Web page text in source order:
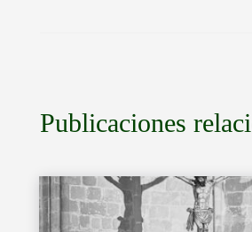
Publicaciones